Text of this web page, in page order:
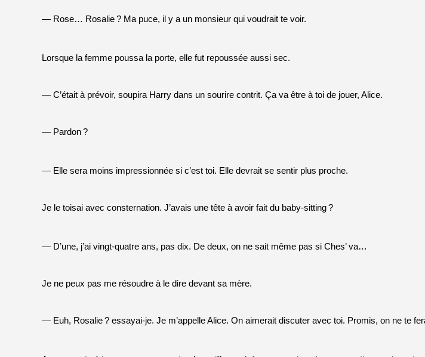
— Rose… Rosalie ? Ma puce, il y a un monsieur qui voudrait te voir.
Lorsque la femme poussa la porte, elle fut repoussée aussi sec.
— C’était à prévoir, soupira Harry dans un sourire contrit. Ça va être à toi de jouer, Alice.
— Pardon ?
— Elle sera moins impressionnée si c’est toi. Elle devrait se sentir plus proche.
Je le toisai avec consternation. J’avais une tête à avoir fait du baby-sitting ?
— D’une, j’ai vingt-quatre ans, pas dix. De deux, on ne sait même pas si Ches’ va…
Je ne peux pas me résoudre à le dire devant sa mère.
— Euh, Rosalie ? essayai-je. Je m’appelle Alice. On aimerait discuter avec toi. Promis, on ne te